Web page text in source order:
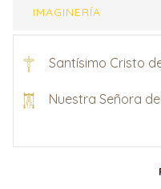
IMAGINERÍA
Santísimo Cristo
Nuestra Señora